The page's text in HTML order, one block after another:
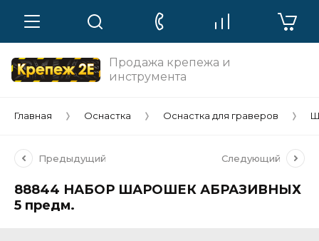
Продажа крепежа и
инструмента
Главная Оснастка Оснастка для граверов
Предыдущий Следующий
88844 НАБОР ШАРОШЕК АБРАЗИВНЫХ
5 предм.